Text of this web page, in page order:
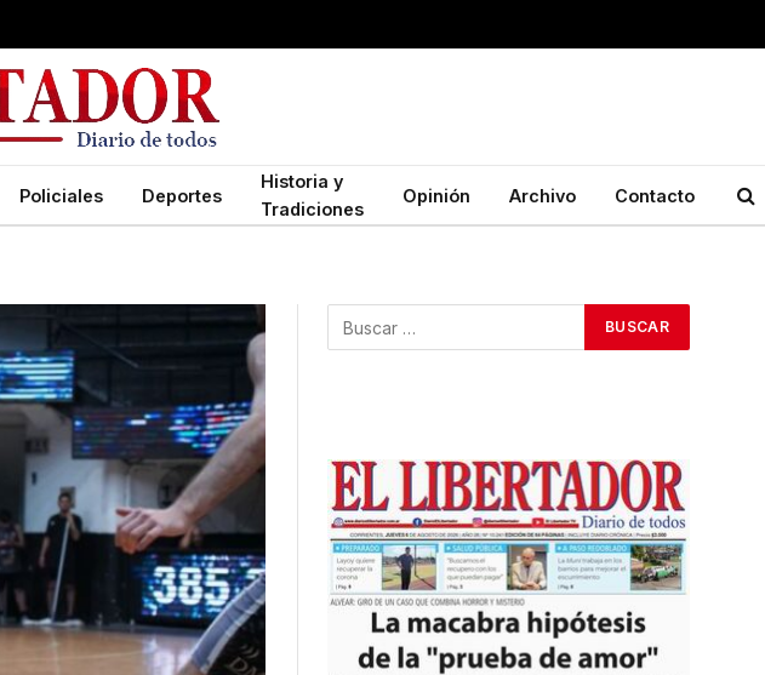
Policiales Deportes
Historia y
Tradiciones
Opinión Archivo Contacto